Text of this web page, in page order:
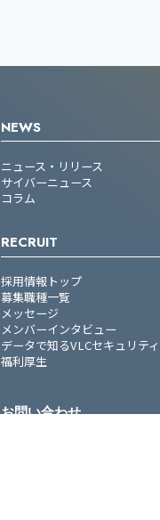
NEWS
ニュース・リリース
サイバーニュース
コラム
RECRUIT
採用情報トップ
募集職種一覧
メッセージ
メンバーインタビュー
データで知るVLCセキュリティ
福利厚生
お問い合わせ